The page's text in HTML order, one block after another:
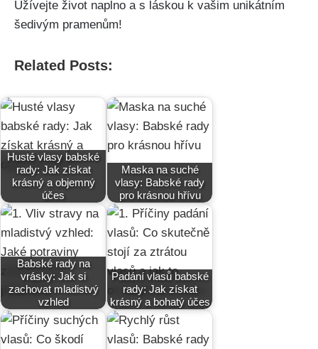
Užívejte​ život naplno a s láskou⁢ k vašim unikátním
šedivým pramenům!
Related Posts:
Husté vlasy babské
rady: Jak získat
krásný a objemný
účes
Maska na suché
vlasy: Babské rady
pro krásnou hřívu
Babské rady na
vrásky: Jak si
zachovat mladistvý
vzhled
Padání vlasů babské
rady: Jak získat
krásný a bohatý účes